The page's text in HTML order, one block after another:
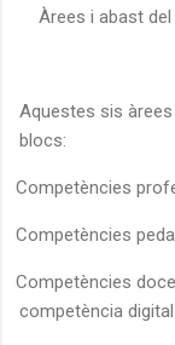
Àrees i abast
Aquestes sis
blocs:
Competències
Competències
Competències
competència digital